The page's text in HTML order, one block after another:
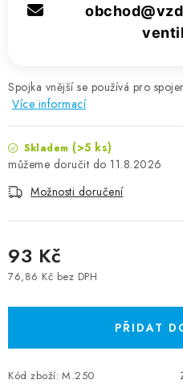
Spojka vnější se používá pro
Více informací
Skladem (>5 ks)
11.8.2026
Možnosti doručení
93 Kč
76,86 Kč bez DPH
PŘIDAT
Kód zboží: M.250